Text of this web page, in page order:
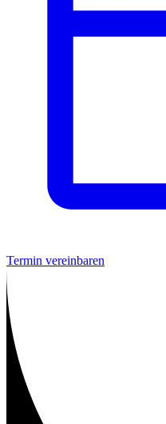
Termin vereinbaren